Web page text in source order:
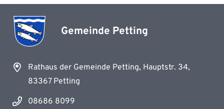
Gemeinde Petting
Rathaus der Gemeinde Petting, Hauptstr. 34,
83367 Petting
08686 8099